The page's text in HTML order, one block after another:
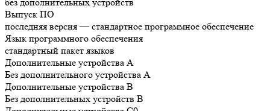
Выпуск ПО
последняя версия — стандартное программное обеспечение
Язык программного обеспечения
стандартный пакет языков
Дополнительные устройства А
Без дополнительного устройства A
Дополнительные устройства B
Без дополнительных устройств B